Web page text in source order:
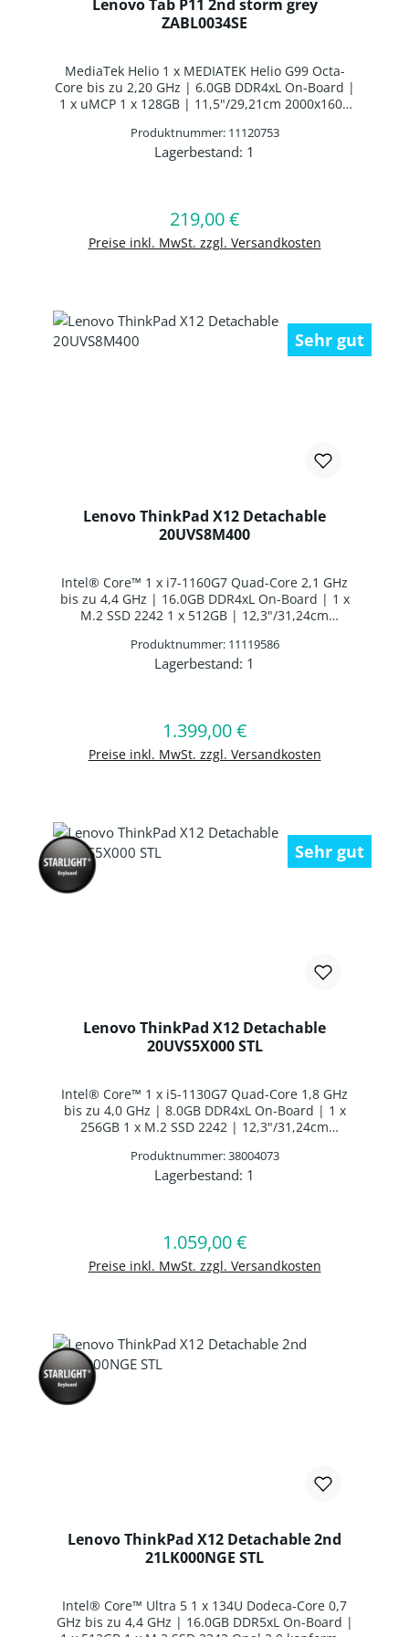
Lenovo Tab P11 2nd storm grey
ZABL0034SE
MediaTek Helio 1 x MEDIATEK Helio G99 Octa-
Core bis zu 2,20 GHz | 6.0GB DDR4xL On-Board |
1 x uMCP 1 x 128GB | 11,5"/29,21cm 2000x1600
ARM Mali G57 MC2 | Webcam | WLAN: |
Bluetooth 5.2 | Interne Batterie | Android
Produktnummer: 11120753
Lagerbestand: 1
Regulärer Preis:
219,00 €
Preise inkl. MwSt. zzgl. Versandkosten
In den Warenkorb
Sehr gut
Lenovo ThinkPad X12 Detachable
20UVS8M400
Intel® Core™ 1 x i7-1160G7 Quad-Core 2,1 GHz
bis zu 4,4 GHz | 16.0GB DDR4xL On-Board | 1 x
M.2 SSD 2242 1 x 512GB | 12,3"/31,24cm
| WLAN: Intel Wi-Fi AX201 WLAN/Bluetooth
Combo Chip | WWAN: Fibocom L850-GL | 1 x Li-
Produktnummer: 11119586
Lagerbestand: 1
Regulärer Preis:
1.399,00 €
Preise inkl. MwSt. zzgl. Versandkosten
In den Warenkorb
Sehr gut
Lenovo ThinkPad X12 Detachable
20UVS5X000 STL
Intel® Core™ 1 x i5-1130G7 Quad-Core 1,8 GHz
bis zu 4,0 GHz | 8.0GB DDR4xL On-Board | 1 x
256GB 1 x M.2 SSD 2242 | 12,3"/31,24cm
Batteriebetrieben | Intel® Iris® Xe Graphics |
Webcam | WLAN: Intel Wi-Fi AX201
Hintergrundbeleuchtung | 1 x Li-Ion Batterie 4
Zellen Li-Ion Batterie | Windows 11 Professional
64-BIT
Produktnummer: 38004073
Lagerbestand: 1
Regulärer Preis:
1.059,00 €
Preise inkl. MwSt. zzgl. Versandkosten
In den Warenkorb
Lenovo ThinkPad X12 Detachable 2nd
21LK000NGE STL
Intel® Core™ Ultra 5 1 x 134U Dodeca-Core 0,7
GHz bis zu 4,4 GHz | 16.0GB DDR5xL On-Board |